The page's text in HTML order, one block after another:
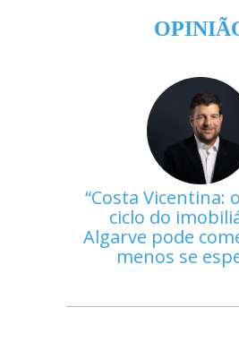
Costa Vicentina:
ciclo do
Algarve pode
menos se